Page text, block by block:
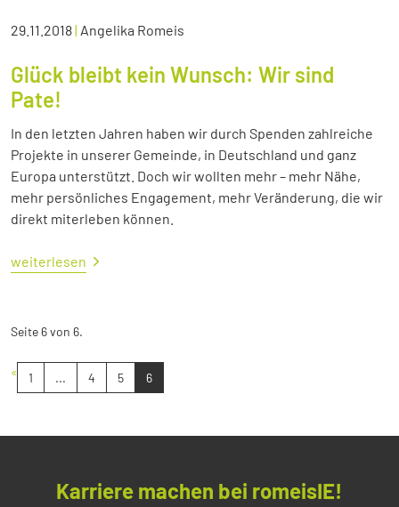
29.11.2018| Angelika Romeis
Glück bleibt kein Wunsch: Wir sind
Pate!
In den letzten Jahren haben wir durch Spenden zahlreiche
Projekte in unserer Gemeinde, in Deutschland und ganz
Europa unterstützt. Doch wir wollten mehr – mehr Nähe,
mehr persönliches Engagement, mehr Veränderung, die wir
direkt miterleben können.
weiterlesen
Seite 6 von 6.
« 1 ... 4 5 6
Karriere machen bei romeisIE!